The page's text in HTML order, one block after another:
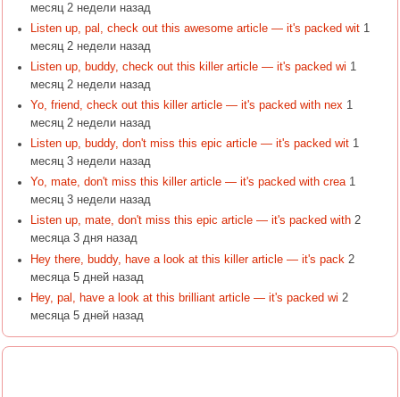
месяц 2 недели назад
Listen up, pal, check out this awesome article — it's packed wit 1
месяц 2 недели назад
Listen up, buddy, check out this killer article — it's packed wi 1
месяц 2 недели назад
Yo, friend, check out this killer article — it's packed with nex 1
месяц 2 недели назад
Listen up, buddy, don't miss this epic article — it's packed wit 1
месяц 3 недели назад
Yo, mate, don't miss this killer article — it's packed with crea 1
месяц 3 недели назад
Listen up, mate, don't miss this epic article — it's packed with 2
месяца 3 дня назад
Hey there, buddy, have a look at this killer article — it's pack 2
месяца 5 дней назад
Hey, pal, have a look at this brilliant article — it's packed wi 2
месяца 5 дней назад